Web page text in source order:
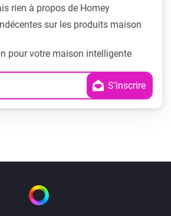
rien à propos de Homey
sur les produits maison
pour votre maison intelligente